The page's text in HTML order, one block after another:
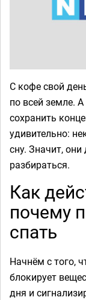
С кофе свой
по всей земле.
сохранить
удивительно:
сну. Значит,
разбираться.
Как
почему
спать
Начнём с того,
блокирует
дня и